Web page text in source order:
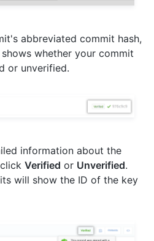
abbreviated commit hash,
whether your commit
or unverified.
information about the
Verified or Unverified.
will show the ID of the key